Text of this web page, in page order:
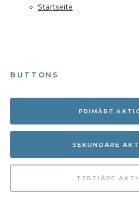
Startseite
BUTTONS
PRIMÄRE
SEKUNDÄRE
TERTIÄRE